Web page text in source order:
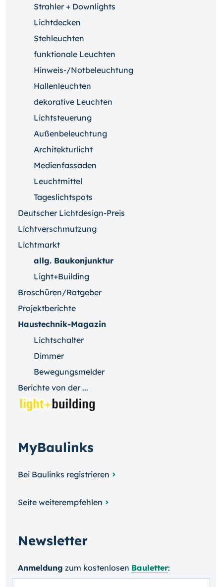
Strahler + Downlights
Lichtdecken
Stehleuchten
funktionale Leuchten
Hinweis-/Notbeleuchtung
Hallenleuchten
dekorative Leuchten
Lichtsteuerung
Außenbeleuchtung
Architekturlicht
Medienfassaden
Leuchtmittel
Tageslichtspots
Deutscher Lichtdesign-Preis
Lichtverschmutzung
Lichtmarkt
allg. Baukonjunktur
Light+Building
Broschüren/Ratgeber
Projektberichte
Haustechnik-Magazin
Lichtschalter
Dimmer
Bewegungsmelder
Berichte von der ...
MyBaulinks
Bei Baulinks registrieren
Seite weiterempfehlen
Newsletter
Anmeldung zum kosten­losen Bauletter: